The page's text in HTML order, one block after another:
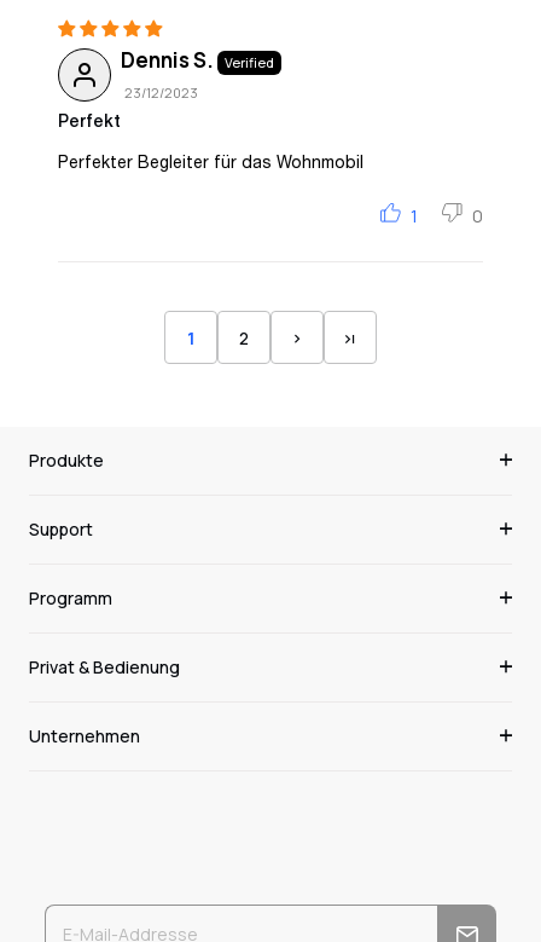
Dennis S.
23/12/2023
Perfekt
Perfekter Begleiter für das Wohnmobil
1 0
1 2
Produkte
Support
Programm
Privat & Bedienung
Unternehmen